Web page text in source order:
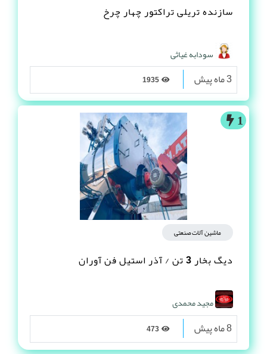
سازنده تریلی تراکتور چهار چرخ
سودابه غیاثی
3 ماه پیش
1
ماشین آلات صنعتی
دیگ بخار 3 تن / آذر استیل فن آوران
مجید محمدی
8 ماه پیش